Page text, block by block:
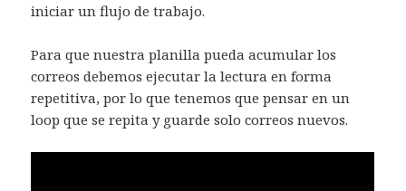
iniciar un flujo de trabajo.
Para que nuestra planilla pueda acumular los
correos debemos ejecutar la lectura en forma
repetitiva, por lo que tenemos que pensar en un
loop que se repita y guarde solo correos nuevos.